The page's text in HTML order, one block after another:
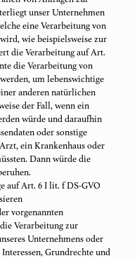
unser Unternehmen
eine Verarbeitung von
wie beispielsweise zur
die Verarbeitung auf Art.
die Verarbeitung von
um lebenswichtige
anderen natürlichen
der Fall, wenn ein
würde und daraufhin
oder sonstige
ein Krankenhaus oder
Dann würde die
auf Art. 6 I lit. f DS-GVO
vorgenannten
Verarbeitung zur
Unternehmens oder
Grundrechte und